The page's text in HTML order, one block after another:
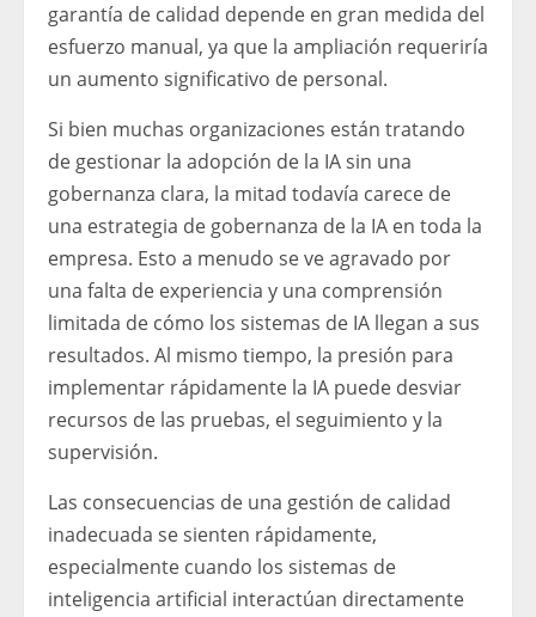
garantía de calidad depende en gran medida del
esfuerzo manual, ya que la ampliación requeriría
un aumento significativo de personal.
Si bien muchas organizaciones están tratando
de gestionar la adopción de la IA sin una
gobernanza clara, la mitad todavía carece de
una estrategia de gobernanza de la IA en toda la
empresa. Esto a menudo se ve agravado por
una falta de experiencia y una comprensión
limitada de cómo los sistemas de IA llegan a sus
resultados. Al mismo tiempo, la presión para
implementar rápidamente la IA puede desviar
recursos de las pruebas, el seguimiento y la
supervisión.
Las consecuencias de una gestión de calidad
inadecuada se sienten rápidamente,
especialmente cuando los sistemas de
inteligencia artificial interactúan directamente